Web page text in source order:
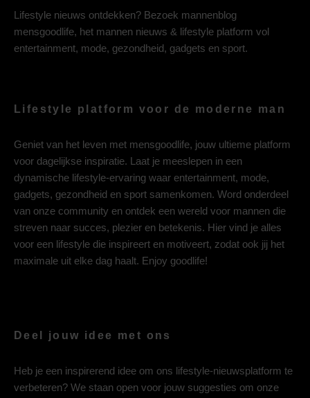
Lifestyle nieuws ontdekken? Bezoek mannenblog
mensgoodlife, het mannen nieuws & lifestyle platform vol
entertainment, mode, gezondheid, gadgets en sport.
Lifestyle platform voor de moderne man
Geniet van het leven met mensgoodlife, jouw ultieme platform
voor dagelijkse inspiratie. Laat je meeslepen in een
dynamische lifestyle-ervaring waar entertainment, mode,
gadgets, gezondheid en sport samenkomen. Word onderdeel
van onze community en ontdek een wereld voor mannen die
streven naar succes, plezier en betekenis. Hier vind je alles
voor een lifestyle die inspireert en motiveert, zodat ook jij het
maximale uit elke dag haalt. Enjoy goodlife!
Deel jouw idee met ons
Heb je een inspirerend idee om ons lifestyle-nieuwsplatform te
verbeteren? We staan open voor jouw suggesties om onze